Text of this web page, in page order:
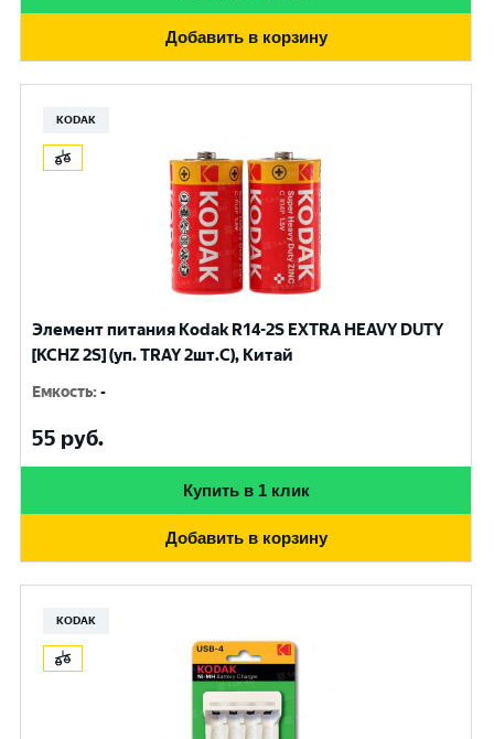
Добавить в корзину
KODAK
Элемент питания Kodak R14-2S EXTRA HEAVY DUTY
[KCHZ 2S] (уп. TRAY 2шт.C), Китай
Емкость:-
55 руб.
Купить в 1 клик
Добавить в корзину
KODAK